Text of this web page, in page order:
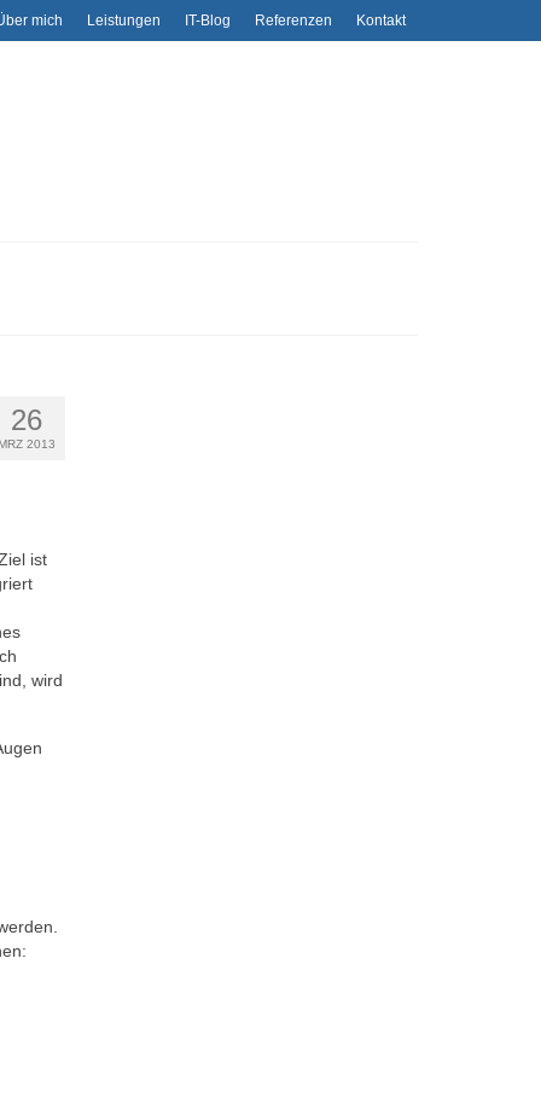
mich Leistungen IT-Blog Referenzen Kontakt
26
MRZ 2013
ist
wird